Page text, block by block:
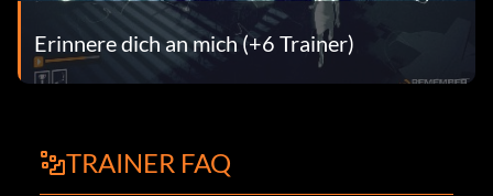
Erinnere dich an mich (+6 Trainer)
TRAINER FAQ